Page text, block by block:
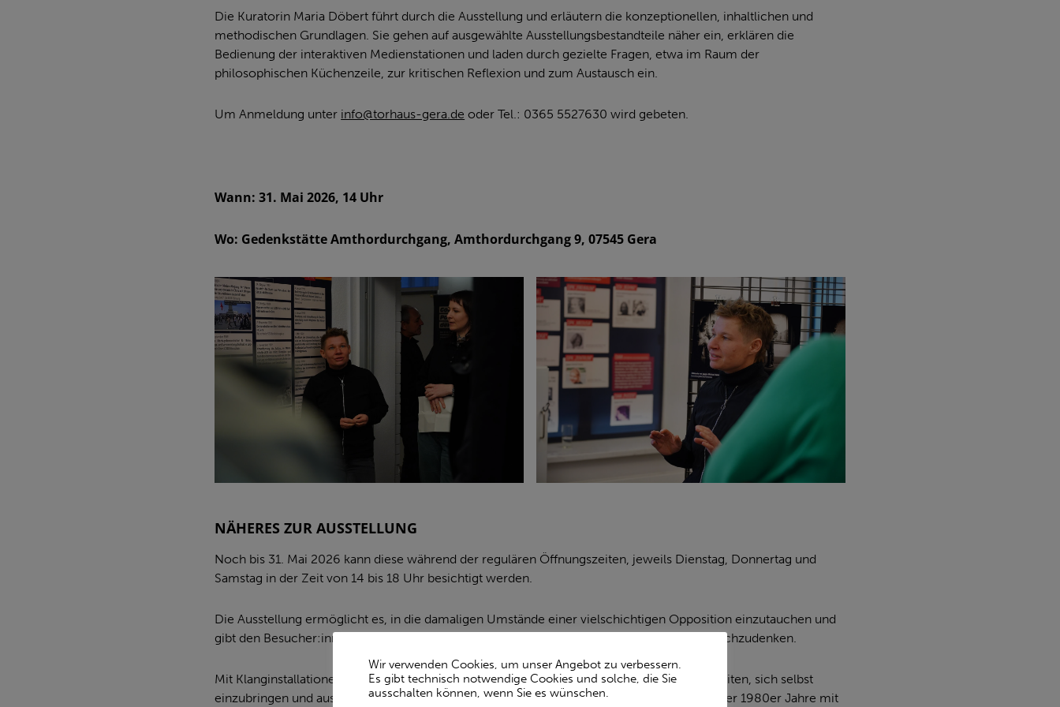
Die Kuratorin Maria Döbert führt durch die Ausstellung und erläutern die konzeptionellen, inhaltlichen und
methodischen Grundlagen. Sie gehen auf ausgewählte Ausstellungsbestandteile näher ein, erklären die
Bedienung der interaktiven Medienstationen und laden durch gezielte Fragen, etwa im Raum der
philosophischen Küchenzeile, zur kritischen Reflexion und zum Austausch ein.
Um Anmeldung unter info@torhaus-gera.de oder Tel.: 0365 5527630 wird gebeten.
Wann: 31. Mai 2026, 14 Uhr
Wo: Gedenkstätte Amthordurchgang, Amthordurchgang 9, 07545 Gera
NÄHERES ZUR AUSSTELLUNG
Noch bis 31. Mai 2026 kann diese während der regulären Öffnungszeiten, jeweils Dienstag, Donnertag und
Samstag in der Zeit von 14 bis 18 Uhr besichtigt werden.
Die Ausstellung ermöglicht es, in die damaligen Umstände einer vielschichtigen Opposition einzutauchen und
gibt den Besucher:innen Anregung, über ihr eigenes „Rezept für eine gute Gesellschaft“ nachzudenken.
Mit Klanginstallationen, interaktiven Medienstationen und abwechslungsreichen Möglichkeiten, sich selbst
einzubringen und auszuprobieren, zeigt die Ausstellung jene Menschen, die sich im Gera der 1980er Jahre mit
Wir verwenden Cookies, um unser Angebot zu verbessern.
Es gibt technisch notwendige Cookies und solche, die Sie
ausschalten können, wenn Sie es wünschen.